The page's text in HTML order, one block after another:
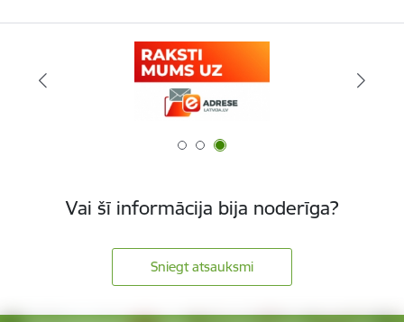
Vai šī informācija bija noderīga?
Sniegt atsauksmi